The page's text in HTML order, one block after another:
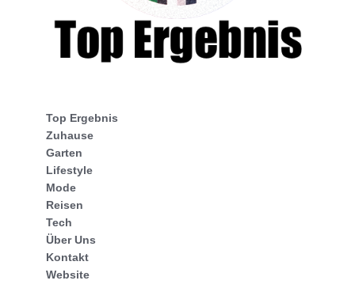
Top Ergebnis
Zuhause
Garten
Lifestyle
Mode
Reisen
Tech
Über Uns
Kontakt
Website